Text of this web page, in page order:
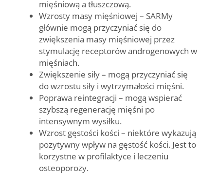
mięśniową a tłuszczową.
Wzrosty masy mięśniowej – SARMy
głównie mogą przyczyniać się do
zwiększenia masy mięśniowej przez
stymulację receptorów androgenowych w
mięśniach.
Zwiększenie siły– mogą przyczyniać się
do wzrostu siły i wytrzymałości mięśni.
Poprawa reintegracji – mogą wspierać
szybszą regenerację mięśni po
intensywnym wysiłku.
Wzrost gęstości kości – niektóre wykazują
pozytywny wpływ na gęstość kości. Jest to
korzystne w profilaktyce i leczeniu
osteoporozy.